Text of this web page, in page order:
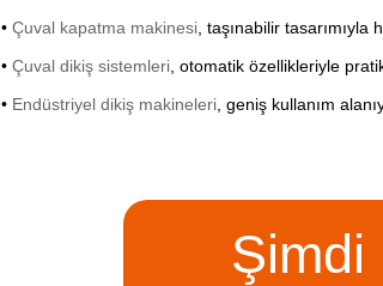
• Çuval kapatma makinesi , taşınabilir
• Çuval dikiş sistemleri , otomatik özellikleriyle
• Endüstriyel dikiş makineleri , geniş kullanım
Şimdi